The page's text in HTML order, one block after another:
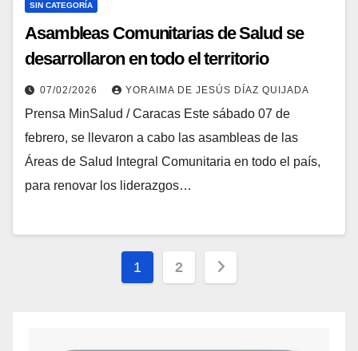
SIN CATEGORÍA
Asambleas Comunitarias de Salud se
desarrollaron en todo el territorio
nacional
07/02/2026 YORAIMA DE JESÚS DÍAZ QUIJADA
Prensa MinSalud / Caracas Este sábado 07 de
febrero, se llevaron a cabo las asambleas de las
Áreas de Salud Integral Comunitaria en todo el país,
para renovar los liderazgos…
1 2